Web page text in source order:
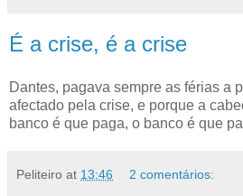
É a crise, é a crise
Dantes, pagava sempre as férias a
afectado pela crise, e porque a
banco é que paga, o banco é que
Peliteiro at 13:46 2 comentários: